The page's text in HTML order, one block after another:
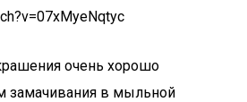
очень хорошо
замачивания в мыльной